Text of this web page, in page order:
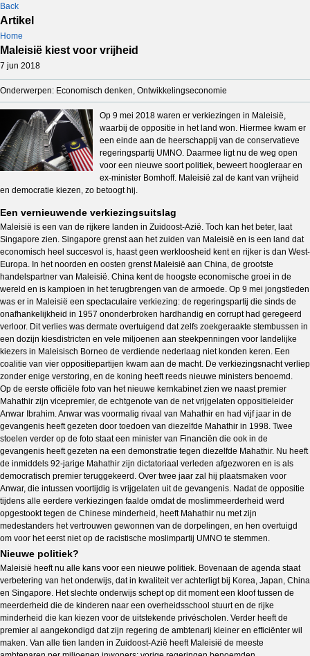
Back
Artikel
Home
Maleisië kiest voor vrijheid
7 jun 2018
Onderwerpen: Economisch denken, Ontwikkelingseconomie
Op 9 mei 2018 waren er verkiezingen in Maleisië,
waarbij de oppositie in het land won. Hiermee kwam er
een einde aan de heerschappij van de conservatieve
regeringspartij UMNO. Daarmee ligt nu de weg open
voor een nieuwe soort politiek, beweert hoogleraar en
ex-minister Bomhoff. Maleisië zal de kant van vrijheid
en democratie kiezen, zo betoogt hij.
Een vernieuwende verkiezingsuitslag
Maleisië is een van de rijkere landen in Zuidoost-Azië. Toch kan het beter, laat
Singapore zien. Singapore grenst aan het zuiden van Maleisië en is een land dat
economisch heel succesvol is, haast geen werkloosheid kent en rijker is dan West-
Europa. In het noorden en oosten grenst Maleisië aan China, de grootste
handelspartner van Maleisië. China kent de hoogste economische groei in de
wereld en is kampioen in het terugbrengen van de armoede. Op 9 mei jongstleden
was er in Maleisië een spectaculaire verkiezing: de regeringspartij die sinds de
onafhankelijkheid in 1957 ononderbroken hardhandig en corrupt had geregeerd
verloor. Dit verlies was dermate overtuigend dat zelfs zoekgeraakte stembussen in
een dozijn kiesdistricten en vele miljoenen aan steekpenningen voor landelijke
kiezers in Maleisisch Borneo de verdiende nederlaag niet konden keren. Een
coalitie van vier oppositiepartijen kwam aan de macht. De verkiezingsnacht verliep
zonder enige verstoring, en de koning heeft reeds nieuwe ministers benoemd.
Op de eerste officiële foto van het nieuwe kernkabinet zien we naast premier
Mahathir zijn vicepremier, de echtgenote van de net vrijgelaten oppositieleider
Anwar Ibrahim. Anwar was voormalig rivaal van Mahathir en had vijf jaar in de
gevangenis heeft gezeten door toedoen van diezelfde Mahathir in 1998. Twee
stoelen verder op de foto staat een minister van Financiën die ook in de
gevangenis heeft gezeten na een demonstratie tegen diezelfde Mahathir. Nu heeft
de inmiddels 92-jarige Mahathir zijn dictatoriaal verleden afgezworen en is als
democratisch premier teruggekeerd. Over twee jaar zal hij plaatsmaken voor
Anwar, die intussen voortijdig is vrijgelaten uit de gevangenis. Nadat de oppositie
tijdens alle eerdere verkiezingen faalde omdat de moslimmeerderheid werd
opgestookt tegen de Chinese minderheid, heeft Mahathir nu met zijn
medestanders het vertrouwen gewonnen van de dorpelingen, en hen overtuigd
om voor het eerst niet op de racistische moslimpartij UMNO te stemmen.
Nieuwe politiek?
Maleisië heeft nu alle kans voor een nieuwe politiek. Bovenaan de agenda staat
verbetering van het onderwijs, dat in kwaliteit ver achterligt bij Korea, Japan, China
en Singapore. Het slechte onderwijs schept op dit moment een kloof tussen de
meerderheid die de kinderen naar een overheidsschool stuurt en de rijke
minderheid die kan kiezen voor de uitstekende privéscholen. Verder heeft de
premier al aangekondigd dat zijn regering de ambtenarij kleiner en efficiënter wil
maken. Van alle tien landen in Zuidoost-Azië heeft Maleisië de meeste